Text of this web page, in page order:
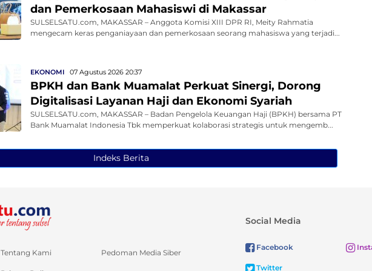
dan Pemerkosaan Mahasiswi di Makassar
SULSELSATU.com, MAKASSAR – Anggota Komisi XIII DPR RI, Meity Rahmatia
mengecam keras penganiayaan dan pemerkosaan seorang mahasiswa yang terjadi...
EKONOMI 07 Agustus 2026 20:37
BPKH dan Bank Muamalat Perkuat Sinergi, Dorong
Digitalisasi Layanan Haji dan Ekonomi Syariah
SULSELSATU.com, MAKASSAR – Badan Pengelola Keuangan Haji (BPKH) bersama PT
Bank Muamalat Indonesia Tbk memperkuat kolaborasi strategis untuk mengemb...
Indeks Berita
Tentang Kami Pedoman Media Siber
Social Media
Facebook
Twitter